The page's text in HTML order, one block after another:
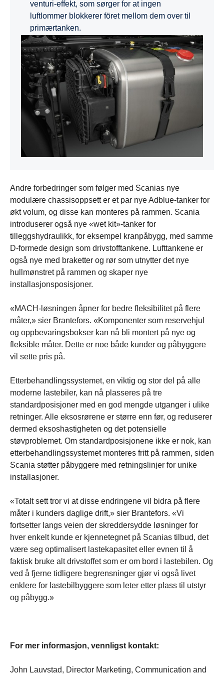
venturi-effekt, som sørger for at ingen
luftlommer blokkerer föret mellom dem over til
primærtanken.
Andre forbedringer som følger med Scanias nye
modulære chassisoppsett er et par nye Adblue-tanker for
økt volum, og disse kan monteres på rammen. Scania
introduserer også nye «wet kit»-tanker for
tilleggshydraulikk, for eksempel kranpåbygg, med samme
D-formede design som drivstofftankene. Lufttankene er
også nye med braketter og rør som utnytter det nye
hullmønstret på rammen og skaper nye
installasjonsposisjoner.
«MACH-løsningen åpner for bedre fleksibilitet på flere
måter,» sier Brantefors. «Komponenter som reservehjul
og oppbevaringsbokser kan nå bli montert på nye og
fleksible måter. Dette er noe både kunder og påbyggere
vil sette pris på.
Etterbehandlingssystemet, en viktig og stor del på alle
moderne lastebiler, kan nå plasseres på tre
standardposisjoner med en god mengde utganger i ulike
retninger. Alle eksosrørene er større enn før, og reduserer
dermed eksoshastigheten og det potensielle
støvproblemet. Om standardposisjonene ikke er nok, kan
etterbehandlingssystemet monteres fritt på rammen, siden
Scania støtter påbyggere med retningslinjer for unike
installasjoner.
«Totalt sett tror vi at disse endringene vil bidra på flere
måter i kunders daglige drift,» sier Brantefors. «Vi
fortsetter langs veien der skreddersydde løsninger for
hver enkelt kunde er kjennetegnet på Scanias tilbud, det
være seg optimalisert lastekapasitet eller evnen til å
faktisk bruke alt drivstoffet som er om bord i lastebilen. Og
ved å fjerne tidligere begrensninger gjør vi også livet
enklere for lastebilbyggere som leter etter plass til utstyr
og påbygg.»
For mer informasjon, vennligst kontakt:
John Lauvstad, Director Marketing, Communication and